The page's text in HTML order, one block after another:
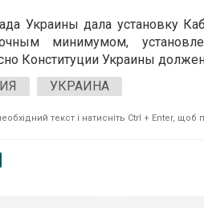
Украины дала установку
минимумом,
Конституции Украины
УКРАИНА
текст і натисніть Ctrl + Enter,